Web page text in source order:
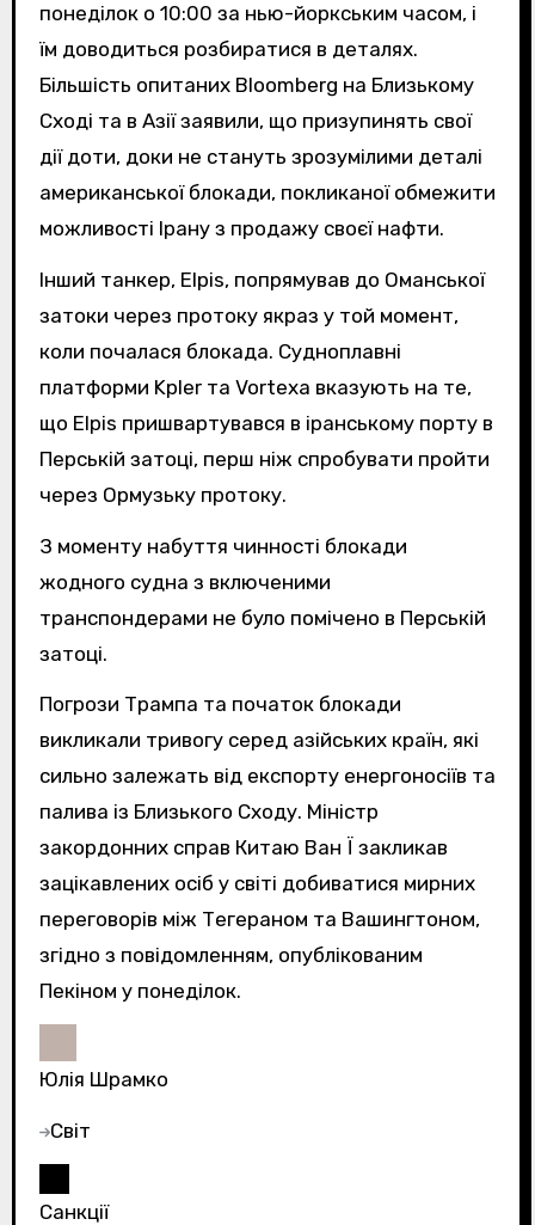
понеділок о 10:00 за нью-йоркським часом, і
їм доводиться розбиратися в деталях.
Більшість опитаних Bloomberg на Близькому
Сході та в Азії заявили, що призупинять свої
дії доти, доки не стануть зрозумілими деталі
американської блокади, покликаної обмежити
можливості Ірану з продажу своєї нафти.
Інший танкер, Elpis, попрямував до Оманської
затоки через протоку якраз у той момент,
коли почалася блокада. Судноплавні
платформи Kpler та Vortexa вказують на те,
що Elpis пришвартувався в іранському порту в
Перській затоці, перш ніж спробувати пройти
через Ормузьку протоку.
З моменту набуття чинності блокади
жодного судна з включеними
транспондерами не було помічено в Перській
затоці.
Погрози Трампа та початок блокади
викликали тривогу серед азійських країн, які
сильно залежать від експорту енергоносіїв та
палива із Близького Сходу. Міністр
закордонних справ Китаю Ван Ї закликав
зацікавлених осіб у світі добиватися мирних
переговорів між Тегераном та Вашингтоном,
згідно з повідомленням, опублікованим
Пекіном у понеділок.
Юлія Шрамко
Світ
Санкції